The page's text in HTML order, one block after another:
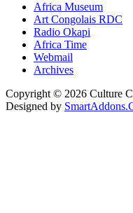
Africa Museum
Art Congolais RDC
Radio Okapi
Africa Time
Webmail
Archives
Copyright © 2026 Culture
Designed by